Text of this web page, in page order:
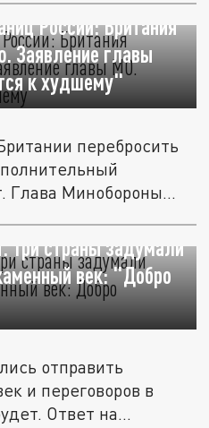
России: Британия
Заявление главы
к худшему"
перебросить
Глава Минобороны...
Три страны задумали
век: "Добро
отправить
и переговоров в
Ответ на...